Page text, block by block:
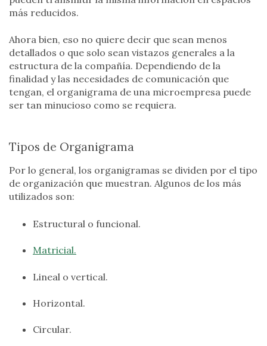
más reducidos.
Ahora bien, eso no quiere decir que sean menos
detallados o que solo sean vistazos generales a la
estructura de la compañía. Dependiendo de la
finalidad y las necesidades de comunicación que
tengan, el organigrama de una microempresa puede
ser tan minucioso como se requiera.
Tipos de Organigrama
Por lo general, los organigramas se dividen por el tipo
de organización que muestran. Algunos de los más
utilizados son:
Estructural o funcional.
Matricial.
Lineal o vertical.
Horizontal.
Circular.